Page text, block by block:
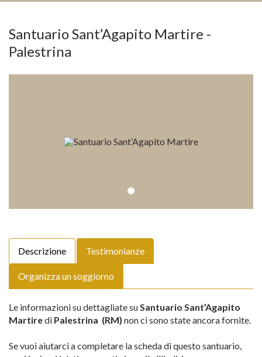
Santuario Sant’Agapito Martire -
Palestrina
Descrizione Testimonianze
Organizza un soggiorno
Le informazioni su dettagliate suSantuario Sant’Agapito
Martiredi Palestrina (RM) non ci sono state ancora fornite.
Se vuoi aiutarci a completare la scheda di questo santuario,